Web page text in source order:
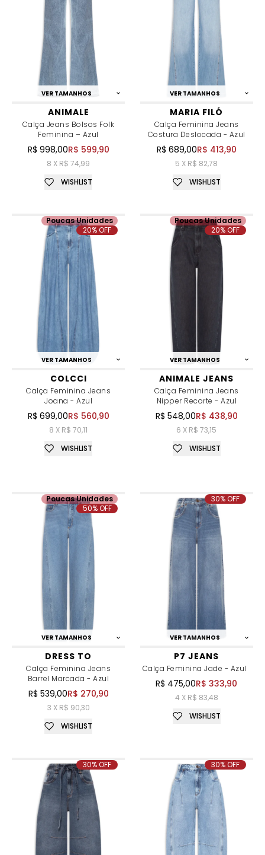
VER TAMANHOS
ANIMALE
Calça Jeans Bolsos Folk
Feminina – Azul
R$ 998,00R$ 599,90
8 X R$ 74,99
WISHLIST
VER TAMANHOS
MARIA FILÓ
Calça Feminina Jeans
Costura Deslocada - Azul
R$ 689,00R$ 413,90
5 X R$ 82,78
WISHLIST
VER TAMANHOS
COLCCI
Calça Feminina Jeans
Joana - Azul
R$ 699,00R$ 560,90
8 X R$ 70,11
Poucas Unidades
20% OFF
WISHLIST
VER TAMANHOS
ANIMALE JEANS
Calça Feminina Jeans
Nipper Recorte - Azul
R$ 548,00R$ 438,90
6 X R$ 73,15
Poucas Unidades
20% OFF
WISHLIST
VER TAMANHOS
DRESS TO
Calça Feminina Jeans
Barrel Marcada - Azul
R$ 539,00R$ 270,90
3 X R$ 90,30
Poucas Unidades
50% OFF
WISHLIST
VER TAMANHOS
P7 JEANS
Calça Feminina Jade - Azul
R$ 475,00R$ 333,90
4 X R$ 83,48
30% OFF
WISHLIST
30% OFF 30% OFF